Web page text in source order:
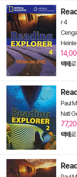
r 4
택배로
Paul
Natl
택배로